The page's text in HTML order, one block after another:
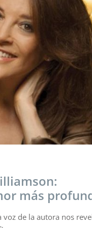
de bestsellers y
Sus enseñanzas se